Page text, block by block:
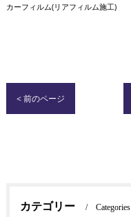
カーフィルム(リアフィルム施工)
< 前のページ
カテゴリー Categories